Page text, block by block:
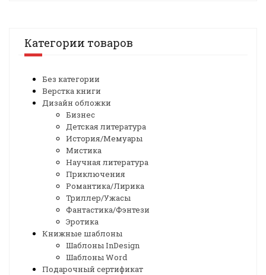
Категории товаров
Без категории
Верстка книги
Дизайн обложки
Бизнес
Детская литература
История/Мемуары
Мистика
Научная литература
Приключения
Романтика/Лирика
Триллер/Ужасы
Фантастика/Фэнтези
Эротика
Книжные шаблоны
Шаблоны InDesign
Шаблоны Word
Подарочный сертификат